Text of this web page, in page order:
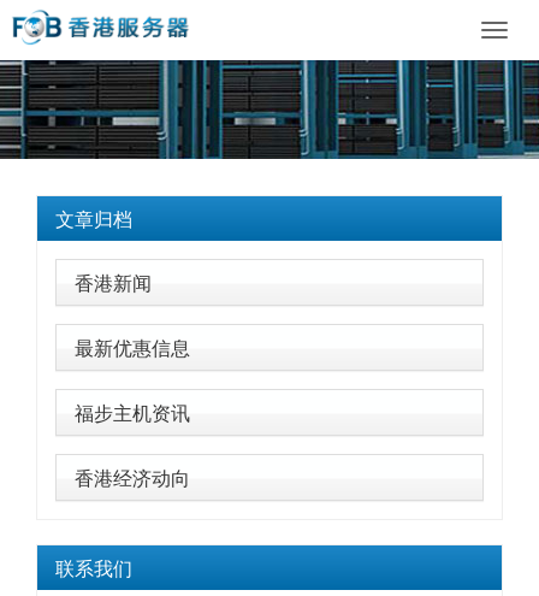
文章归档
香港新闻
最新优惠信息
福步主机资讯
香港经济动向
联系我们